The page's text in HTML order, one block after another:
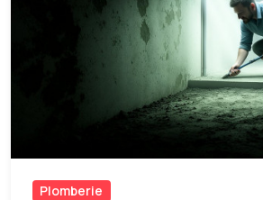
Plomberie